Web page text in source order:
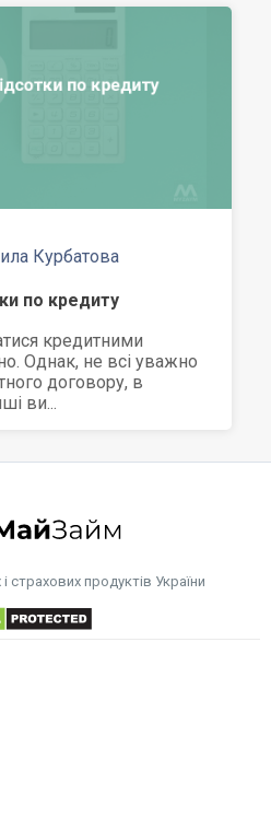
Курбатова
по кредиту
кредитними
Однак, не всі уважно
договору, в
ви...
страхових продуктів України